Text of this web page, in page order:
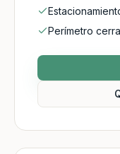
Perímetro